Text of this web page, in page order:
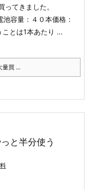
ってきました。
池容量：４０本価格：
ことは1本あたり ...
量買 ...
と半分使う